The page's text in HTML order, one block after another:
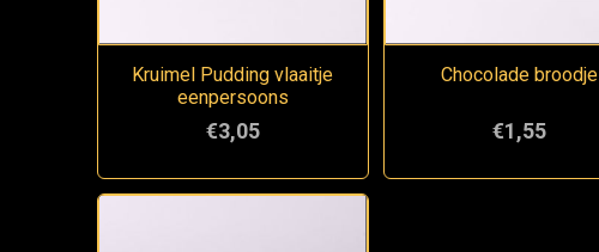
Kruimel Pudding vlaaitje
eenpersoons
€3,05
Chocolade broodje
€1,55